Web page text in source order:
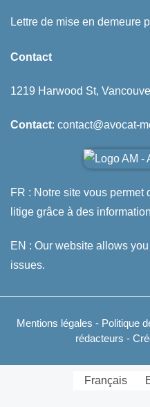
Lettre de mise en demeure
Contact
1219 Harwood St,
Contact: contact@avocat-
FR : Notre site vous permet
litige grâce à des
EN : Our website allows
issues.
Mentions légales - Politique
rédacteurs -
Français